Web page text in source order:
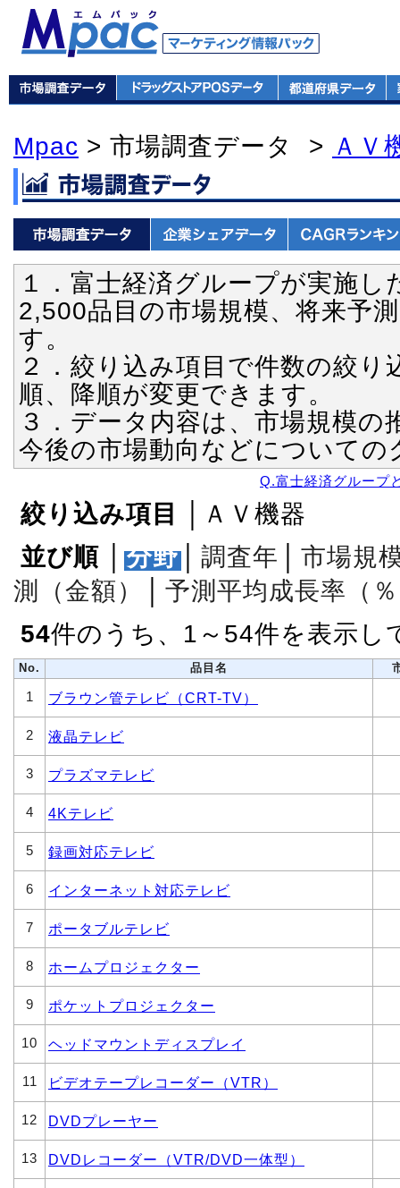
Mpac > 市場調査データ > ＡＶ
１．富士経済グループが実施し
2,500品目の市場規模、将来予
す。
２．絞り込み項目で件数の絞
順、降順が変更できます。
３．データ内容は、市場規模
今後の市場動向などについて
Q.富士経済グループ
絞り込み項目
│ＡＶ機器
並び順
分野 調査年
市場規
測（金額）
予測平均成長率（
54件のうち、1～54件を表示し
No. 品目名
1 ブラウン管テレビ（CRT-TV）
2 液晶テレビ
3 プラズマテレビ
4 4Kテレビ
5 録画対応テレビ
6 インターネット対応テレビ
7 ポータブルテレビ
8 ホームプロジェクター
9 ポケットプロジェクター
10 ヘッドマウントディスプレイ
11 ビデオテープレコーダー（VTR）
12 DVDプレーヤー
13 DVDレコーダー（VTR/DVD一体型）